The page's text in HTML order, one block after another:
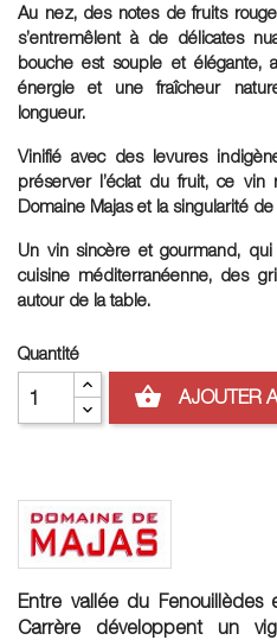
Au nez, des notes de fruits
s’entremêlent à de délicates
bouche est souple et élégante,
énergie et une fraîcheur
longueur.
Vinifié avec des levures
préserver l’éclat du fruit, ce vin
Domaine Majas et la singularité
Un vin sincère et gourmand,
cuisine méditerranéenne, des
autour de la table.
Quantité
shopping_basket AJOUTER
Entre vallée du Fenouillèdes
Carrère développent un